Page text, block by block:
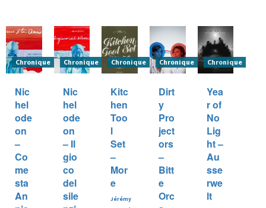
Chronique
Nic
hel
ode
on
–
Co
me
sta
An
Chronique
Nic
hel
ode
on
– Il
gio
co
del
sile
Chronique
Kitc
hen
Too
l
Set
–
Mor
e
Jérémy
Chronique
Dirt
y
Pro
ject
ors
–
Bitt
e
Orc
Chronique
Yea
r of
No
Lig
ht –
Au
sse
rwe
lt